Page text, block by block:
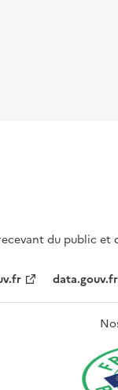
du public
data.gouv.fr